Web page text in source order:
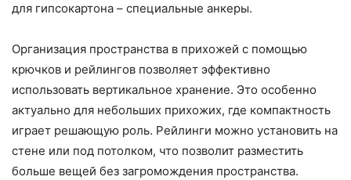
для гипсокартона – специальные анкеры.
Организация пространства в прихожей с помощью
крючков и рейлингов позволяет эффективно
использовать вертикальное хранение. Это особенно
актуально для небольших прихожих, где компактность
играет решающую роль. Рейлинги можно установить на
стене или под потолком, что позволит разместить
больше вещей без загромождения пространства.